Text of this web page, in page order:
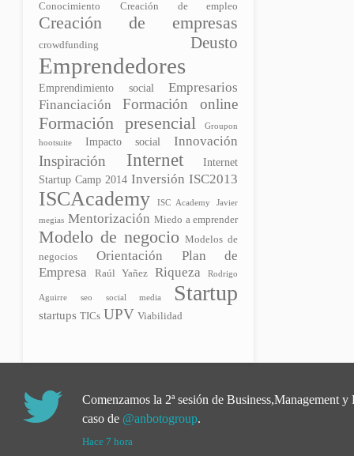
Conocimiento
Creación de empleo
Creación de empresas
crowdfunding Deusto
Emprendedores
Emprendimiento social Empresarios
Financiación Formación online
Formación presencial
Groupon
hootsuite
Impacto social Innovación
Inspiración Internet
Internet
Startup Camp 2014 Inversión ISC2013
ISCAcademy ISC Academy
Javier
megias Mentorización Miedo a emprender
Modelo de negocio
Modelos de
negocios
Orientación
Plan de
Empresa
Raúl Yañez Riqueza Rodrigo
Aguirre seo social media Startup
startups TICs UPV Viabilidad
Comenzamos la 2ª sesión de Business,Management
caso de @anbotogroup.
Hace 7 hora